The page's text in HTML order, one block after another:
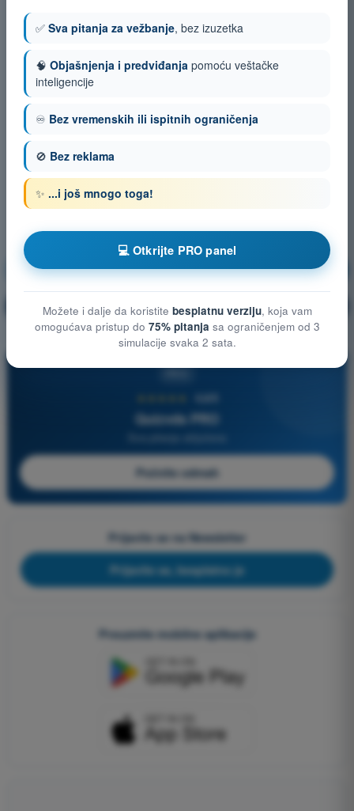
Teorija letenja Vežbanje!
🔒 PRO Objašnjenje pitanja
4,6/5
Quizvds PRO
Počnite odmah
Prijavite se na Newsletter
Prijavite se, besplatno je
Preuzmite mobilne aplikacije
✅ Sva pitanja za vežbanje, bez izuzetka
🧠 Objašnjenja i predviđanja pomoću veštačke
inteligencije
♾️ Bez vremenskih ili ispitnih ograničenja
🚫 Bez reklama
✨ ...i još mnogo toga!
💻 Otkrijte PRO panel
Možete i dalje da koristite besplatnu verziju, koja vam
omogućava pristup do 75% pitanja sa ograničenjem od 3
simulacije svaka 2 sata.